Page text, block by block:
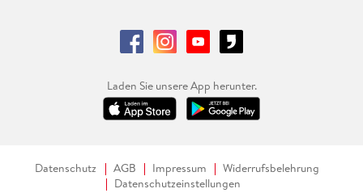
Laden Sie unsere App herunter.
Datenschutz AGB Impressum
Widerrufsbelehrung
Datenschutzeinstellungen